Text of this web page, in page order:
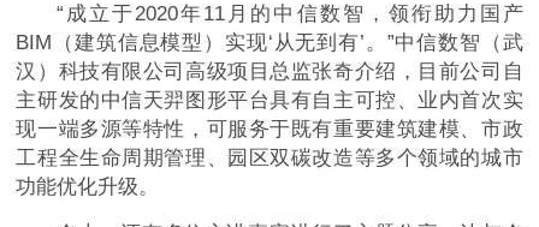
“成立于2020年11月的中信数智，领衔助力国产
BIM（建筑信息模型）实现‘从无到有’。”中信数智（武
汉）科技有限公司高级项目总监张奇介绍，目前公司自
主研发的中信天羿图形平台具有自主可控、业内首次实
现一端多源等特性，可服务于既有重要建筑建模、市政
工程全生命周期管理、园区双碳改造等多个领域的城市
功能优化升级。